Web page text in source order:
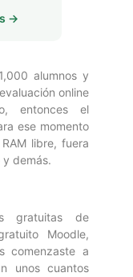
→
alumnos y
online
entonces el
ese momento
libre, fuera
demás.
gratuitas de
Moodle,
comenzaste a
unos cuantos